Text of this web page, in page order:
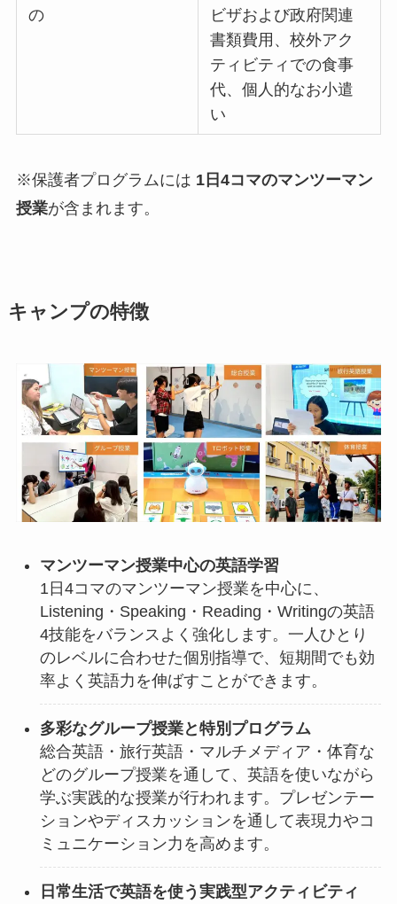
の
ビザおよび政府関連
書類費用、校外アク
ティビティでの食事
代、個人的なお小遣
い
※保護者プログラムには 1日4コマのマンツーマン
授業が含まれます。
キャンプの特徴
マンツーマン授業中心の英語学習
1日4コマのマンツーマン授業を中心に、
Listening・Speaking・Reading・Writingの英語
4技能をバランスよく強化します。一人ひとり
のレベルに合わせた個別指導で、短期間でも効
率よく英語力を伸ばすことができます。
多彩なグループ授業と特別プログラム
総合英語・旅行英語・マルチメディア・体育な
どのグループ授業を通して、英語を使いながら
学ぶ実践的な授業が行われます。プレゼンテー
ションやディスカッションを通して表現力やコ
ミュニケーション力を高めます。
日常生活で英語を使う実践型アクティビティ